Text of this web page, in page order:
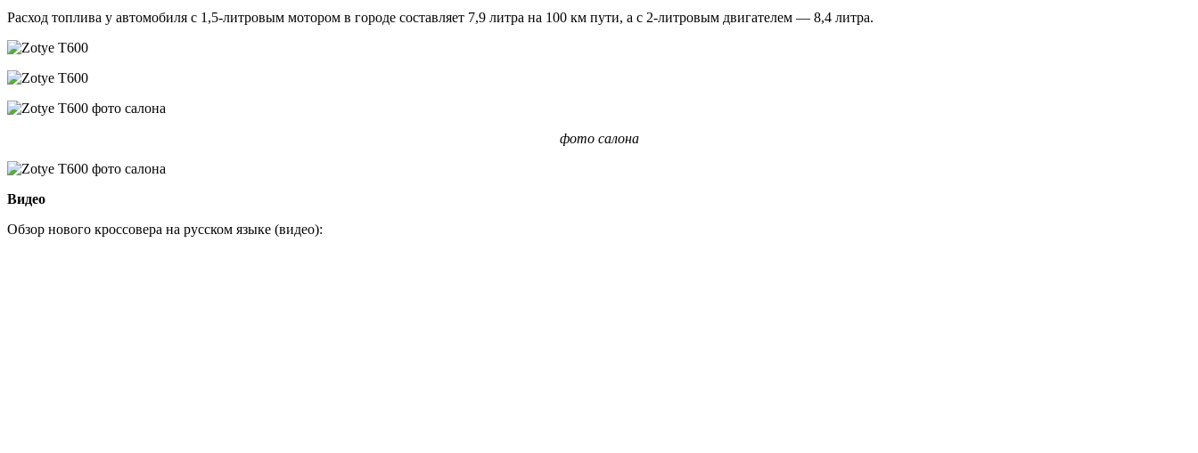
Расход топлива у автомобиля с 1,5-литровым мотором в городе составляет 7,9 литра на 100 км пути, а с 2-литровым двигателем — 8,4 литра.
фото салона
Видео
Обзор нового кроссовера на русском языке (видео):